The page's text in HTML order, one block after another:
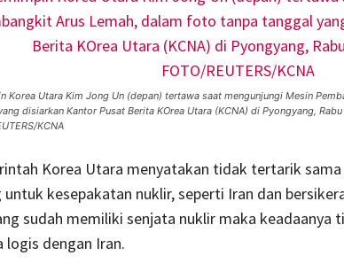
Korea Utara Kim Jong Un (depan) tertawa saat mengunjungi Mesin
disiarkan Kantor Pusat Berita KOrea Utara (KCNA) di Pyongyang, Rabu
KCNA
Korea Utara menyatakan tidak tertarik
untuk kesepakatan nuklir, seperti Iran dan
sudah memiliki senjata nuklir maka keadaanya
logis dengan Iran.